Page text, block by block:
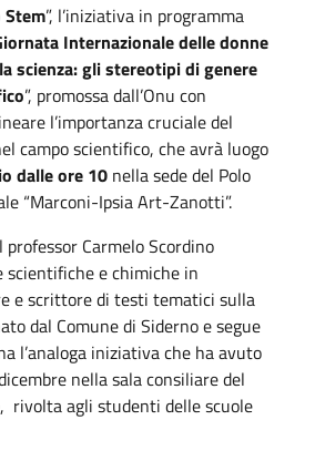
”, l’iniziativa in programma
Internazionale delle donne
scienza: gli stereotipi di genere
”, promossa dall’Onu con
l’importanza cruciale del
campo scientifico, che avrà luogo
dalle ore 10 nella sede del Polo
“Marconi-Ipsia Art-Zanotti”.
professor Carmelo Scordino
scientifiche e chimiche in
e scrittore di testi tematici sulla
dal Comune di Siderno e segue
l’analoga iniziativa che ha avuto
nella sala consiliare del
rivolta agli studenti delle scuole